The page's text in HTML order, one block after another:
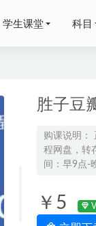
学生课堂 科目
胜子豆
购课说明：
程网盘，转
间：早9点-
￥5
说 雍正剑侠图百
物理上学期暑秋
凯物理24年高考物